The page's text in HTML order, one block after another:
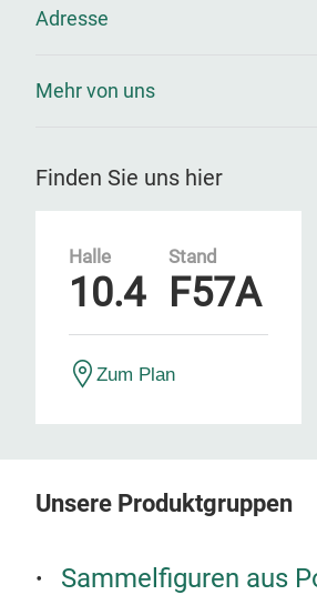
Adresse
Mehr von uns
Finden Sie uns hier
Halle
10.4
Stand
F57A
Zum Plan
Unsere Produktgruppen
Sammelfiguren aus